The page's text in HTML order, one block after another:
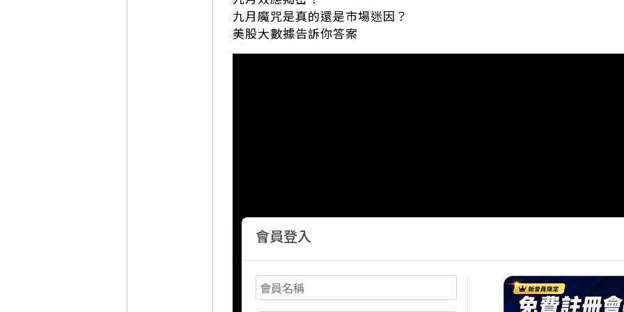
九月魔咒是真的還是市場迷因？
美股大數據告訴你答案
會員登入